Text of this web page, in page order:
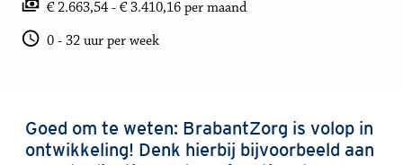
€ 2.663,54 - € 3.410,16 per maand
0 - 32 uur per week
Goed om te weten: BrabantZorg is volop in
ontwikkeling! Denk hierbij bijvoorbeeld aan